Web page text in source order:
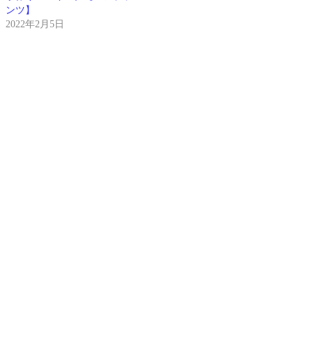
ンツ】
2022年2月5日